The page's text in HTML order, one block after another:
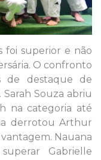
foi superior e não
O confronto
de destaque de
Souza abriu
na categoria até
derrotou Arthur
Nauana
Gabrielle